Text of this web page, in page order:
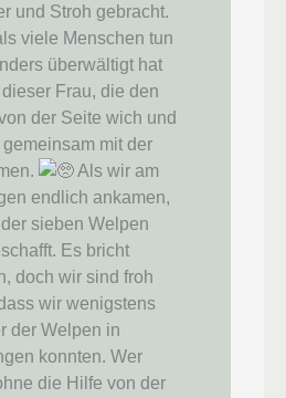
und Stroh gebracht.
viele Menschen tun
überwältigt hat
Frau, die den
der Seite wich und
mit der
Als wir am
endlich ankamen,
sieben Welpen
Es bricht
doch wir sind froh
wir wenigstens
der Welpen in
konnten. Wer
die Hilfe von der